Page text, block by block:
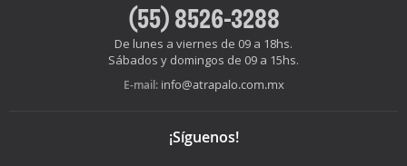
(55) 8526-3288
De lunes a viernes de 09 a 18hs.
Sábados y domingos de 09 a 15hs.
E-mail: info@atrapalo.com.mx
¡Síguenos!